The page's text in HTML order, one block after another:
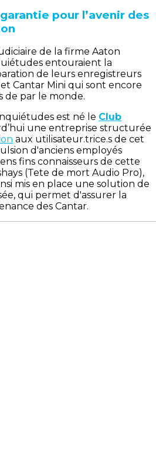
pour l’avenir des
de la firme Aaton
entouraient la
de leurs enregistreurs
Cantar Mini qui sont encore
de par le monde.
est né le Club
une entreprise structurée
aux utilisateur.trice.s de cet
d'anciens employés
fins connaisseurs de cette
(Tete de mort Audio Pro),
mis en place une solution de
qui permet d'assurer la
des Cantar.